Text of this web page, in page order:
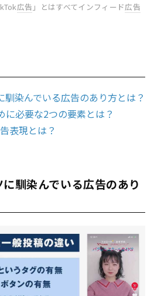
広告 」とはすべてインフィード広告
染んでいる広告のあり方とは？
に必要な2つの要素とは？
表現とは？
馴染んでいる広告のあり